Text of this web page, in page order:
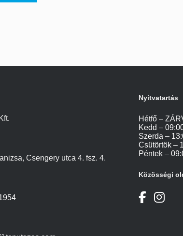
Csengery utca 4. fsz. 4.
Nyitvatartás
Hétfő –
Kedd –
Szerda –
Csütörtök –
Péntek –
Közösségi